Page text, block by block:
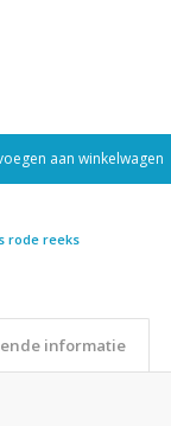
aan winkelwagen
rode reeks
informatie